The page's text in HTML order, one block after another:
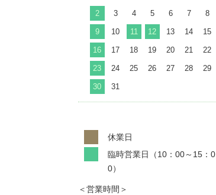
2 3 4 5 6 7 8
9 10 11 12 13 14 15
16 17 18 19 20 21 22
23 24 25 26 27 28 29
30 31
休業日
臨時営業日（10：00～15：0
0）
＜営業時間＞